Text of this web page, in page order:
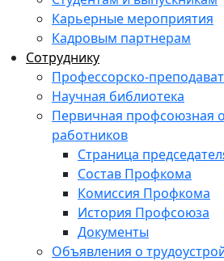
Карьерные мероприятия
Кадровым партнерам
Сотруднику
Профессорско-
Научная библиотека
Первичная профсоюзная
работников
Страница
Состав Профкома
Комиссия Профкома
История Профсоюза
Документы
Объявления о